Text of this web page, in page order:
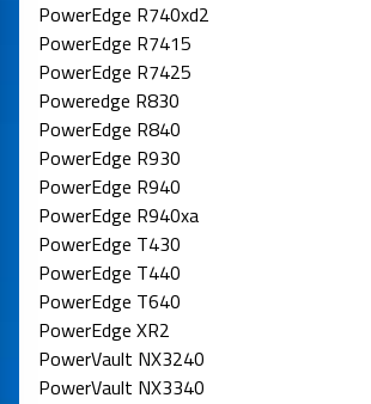
PowerEdge R740xd2
PowerEdge R7415
PowerEdge R7425
Poweredge R830
PowerEdge R840
PowerEdge R930
PowerEdge R940
PowerEdge R940xa
PowerEdge T430
PowerEdge T440
PowerEdge T640
PowerEdge XR2
PowerVault NX3240
PowerVault NX3340